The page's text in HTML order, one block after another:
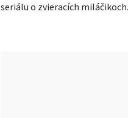
seriálu o zvieracích